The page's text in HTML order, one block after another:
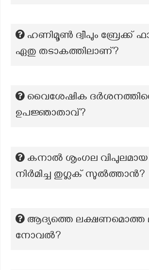
ഹണിമൂൺ ദ്വീപും ബ്രേക്ക്
ഏതു തടാകത്തിലാണ്?
വൈശേഷിക
ഉപജ്ഞാതാവ്?
കനാൽ ശൃംഗല വിപുലമായ
നിർമിച്ച തുഗ്ലക് സുൽത്താൻ?
ആദ്യത്തെ ലക്ഷണമൊത്ത
നോവൽ?